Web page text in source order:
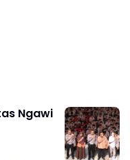
Ngawi